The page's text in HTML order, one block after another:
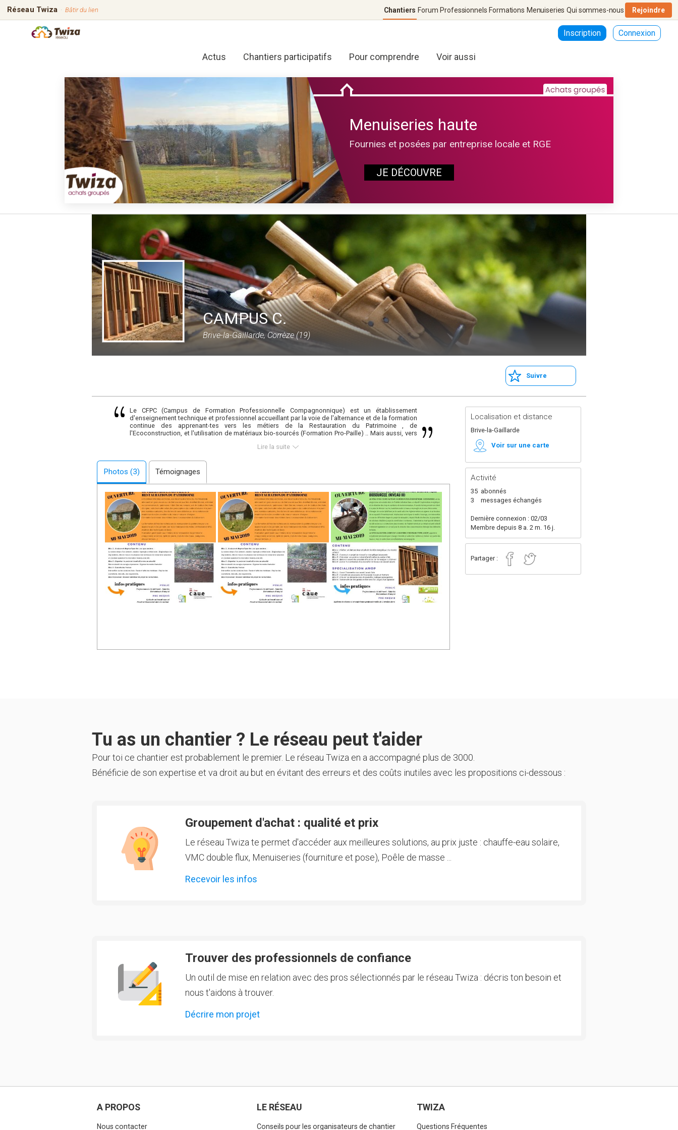
Réseau Twiza · Bâtir du lien Chantiers Forum Professionnels Formations Menuiseries Qui sommes-nous Rejoindre
Inscription Connexion
Actus Chantiers participatifs Pour comprendre Voir aussi
Menuiseries haute
Fournies et posées par entreprise locale et RGE
JE DÉCOUVRE
CAMPUS C.
Brive-la-Gaillarde, Corrèze (19)
Suivre
Le CFPC (Campus de Formation Professionnelle Compagnonnique) est un établissement
d'enseignement technique et professionnel accueillant par la voie de l'alternance et de la formation
continue des apprenant-tes vers les métiers de la Restauration du Patrimoine , de
l'Ecoconstruction, et l'utilisation de matériaux bio-sourcés (Formation Pro-Paille) .. Mais aussi, vers
https://www.campusdeformation.fr/
https://www.facebook.com
Elles sont destinées à tous les publics :
- Salariés
- Demandeurs d’emploi
- Artisans
- Professionnels du bâtiment
- Personnes en reconversion professionnelle
- Travailleurs en situation de handicap
Lire la suite
Localisation et distance
Brive-la-Gaillarde
Voir sur une carte
Activité
35 abonnés
3
messages échangés
Dernière connexion : 02/03
Membre depuis 8 a. 2 m. 16 j.
Partager :
Photos (3) Témoignages
Tu as un chantier ? Le réseau peut t'aider
Pour toi ce chantier est probablement le premier. Le réseau Twiza en a accompagné plus de 3000.
Bénéficie de son expertise et va droit au but en évitant des erreurs et des coûts inutiles avec les propositions ci-dessous :
Groupement d'achat : qualité et prix
Le réseau Twiza te permet d'accéder aux meilleures solutions, au prix juste : chauffe-eau solaire,
VMC double flux, Menuiseries (fourniture et pose), Poêle de masse ...
Recevoir les infos
Trouver des professionnels de confiance
Un outil de mise en relation avec des pros sélectionnés par le réseau Twiza : décris ton besoin et
nous t'aidons à trouver.
Décrire mon projet
A PROPOS
Nous contacter
LE RÉSEAU
Conseils pour les organisateurs de chantier
TWIZA
Questions Fréquentes